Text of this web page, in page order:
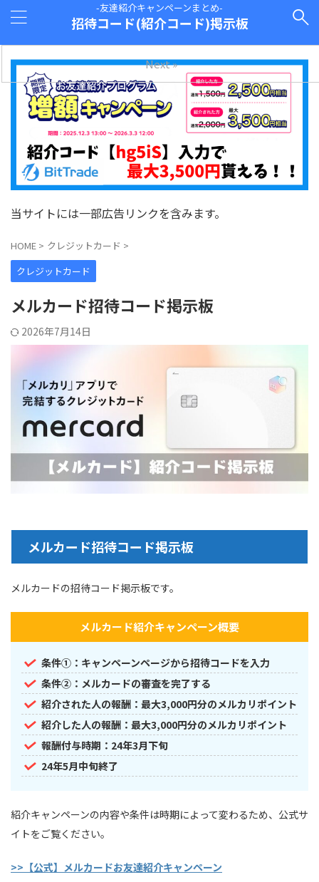
-友達紹介キャンペーンまとめ-
招待コード(紹介コード)掲示板
当サイトには一部広告リンクを含みます。
HOME > クレジットカード >
クレジットカード
メルカード招待コード掲示板
2026年7月14日
メルカード招待コード掲示板
メルカードの招待コード掲示板です。
メルカード紹介キャンペーン概要
条件①：キャンペーンページから招待コードを入力
条件②：メルカードの審査を完了する
紹介された人の報酬：最大3,000円分のメルカリポイント
紹介した人の報酬：最大3,000円分のメルカリポイント
報酬付与時期：24年3月下旬
24年5月中旬終了
紹介キャンペーンの内容や条件は時期によって変わるため、公式サ
イトをご覧ください。
>>【公式】メルカードお友達紹介キャンペーン
Next »